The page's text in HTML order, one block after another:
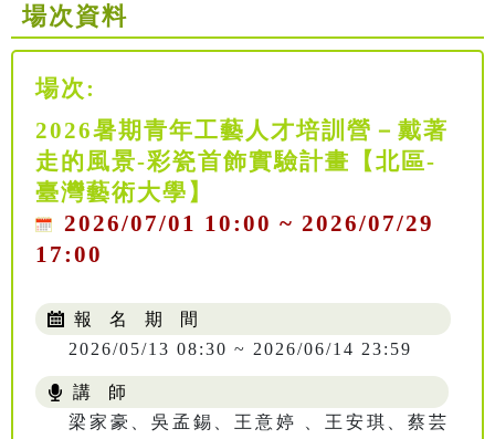
場次資料
場次:
2026暑期青年工藝人才培訓營－戴著
走的風景-彩瓷首飾實驗計畫【北區-
臺灣藝術大學】
2026/07/01 10:00 ~ 2026/07/29
17:00
報 名 期 間
2026/05/13 08:30 ~ 2026/06/14 23:59
講 師
梁家豪、吳孟錫、王意婷 、王安琪、蔡芸